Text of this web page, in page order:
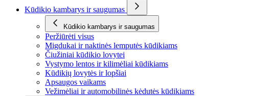
Kūdikio kambarys ir saugumas
Kūdikio kambarys ir saugumas
Peržiūrėti visus
Migdukai ir naktinės lemputės kūdikiams
Čiužiniai kūdikio lovytei
Vystymo lentos ir kilimėliai kūdikiams
Kūdikių lovytės ir lopšiai
Apsaugos vaikams
Vežimėliai ir automobilinės kėdutės kūdikiams